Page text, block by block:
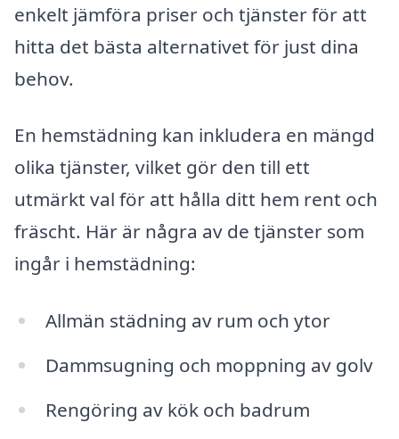
enkelt jämföra priser och tjänster för att
hitta det bästa alternativet för just dina
behov.
En hemstädning kan inkludera en mängd
olika tjänster, vilket gör den till ett
utmärkt val för att hålla ditt hem rent och
fräscht. Här är några av de tjänster som
ingår i hemstädning:
Allmän städning av rum och ytor
Dammsugning och moppning av golv
Rengöring av kök och badrum